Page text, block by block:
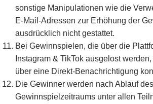
sonstige Manipulationen wie die
E-Mail-Adressen zur Erhöhung der
ausdrücklich nicht gestattet.
Bei Gewinnspielen, die über die
Instagram & TikTok ausgelost
über eine Direkt-Benachrichtigung
Die Gewinner werden nach Ablauf des
Gewinnspielzeitraums unter allen